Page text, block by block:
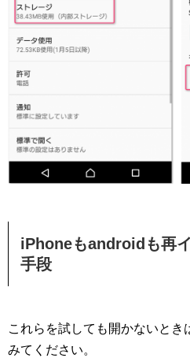
iPhoneもandroidも再
手段
これらを試しても開かないとき
みてください。